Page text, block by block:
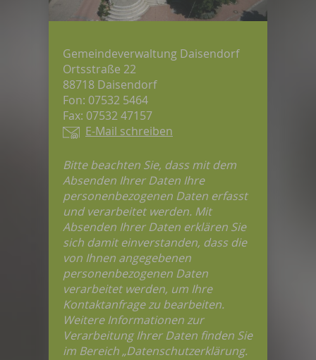
Gemeindeverwaltung Daisendorf
Ortsstraße 22
88718 Daisendorf
Fon: 07532 5464
Fax: 07532 47157
E-Mail schreiben
Bitte beachten Sie, dass mit dem
Absenden Ihrer Daten Ihre
personenbezogenen Daten erfasst
und verarbeitet werden. Mit
Absenden Ihrer Daten erklären Sie
sich damit einverstanden, dass die
von Ihnen angegebenen
personenbezogenen Daten
verarbeitet werden, um Ihre
Kontaktanfrage zu bearbeiten.
Weitere Informationen zur
Verarbeitung Ihrer Daten finden Sie
im Bereich „Datenschutzerklärung.